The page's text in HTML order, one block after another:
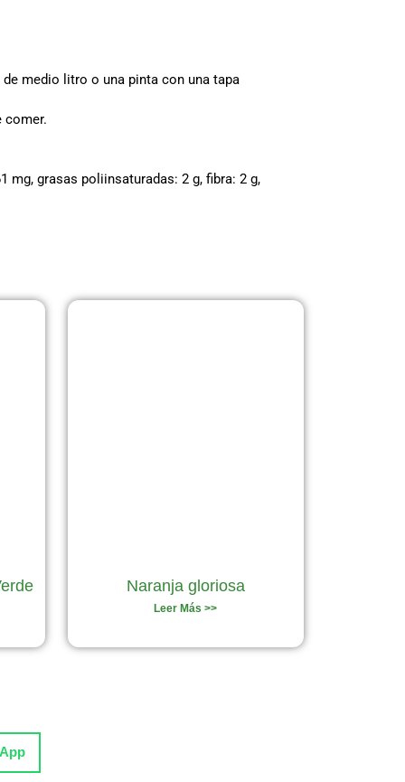
medio litro o una pinta con una tapa
comer.
mg, grasas poliinsaturadas: 2 g, fibra: 2 g,
Naranja gloriosa
Leer Más >>